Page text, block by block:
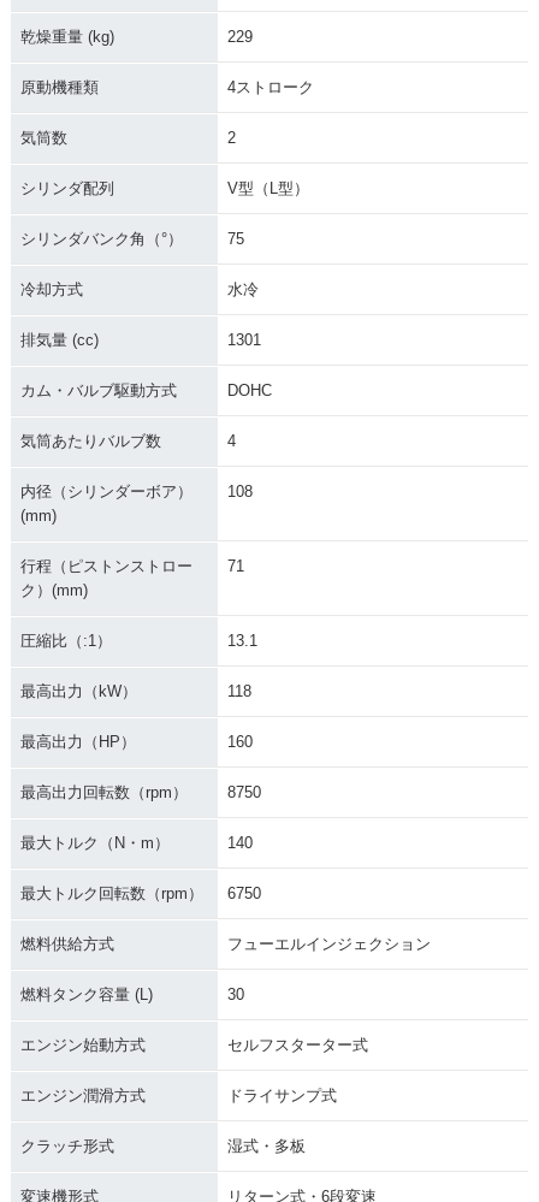
乾燥重量 (kg) 229
原動機種類 4ストローク
気筒数 2
シリンダ配列 V型（L型）
シリンダバンク角（°） 75
冷却方式 水冷
排気量 (cc) 1301
カム・バルブ駆動方式 DOHC
気筒あたりバルブ数 4
内径（シリンダーボア）
(mm)
108
行程（ピストンストロー
ク）(mm)
71
圧縮比（:1） 13.1
最高出力（kW） 118
最高出力（HP） 160
最高出力回転数（rpm） 8750
最大トルク（N・m） 140
最大トルク回転数（rpm） 6750
燃料供給方式 フューエルインジェクション
燃料タンク容量 (L) 30
エンジン始動方式 セルフスターター式
エンジン潤滑方式 ドライサンプ式
クラッチ形式 湿式・多板
変速機形式 リターン式・6段変速